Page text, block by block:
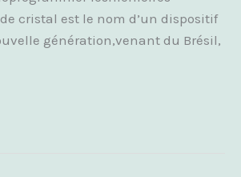
cristal est le nom d’un dispositif
génération,venant du Brésil,